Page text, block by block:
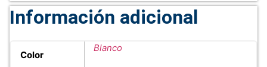
Información adicional
Color
Blanco